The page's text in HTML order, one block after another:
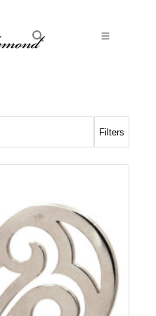
Filters